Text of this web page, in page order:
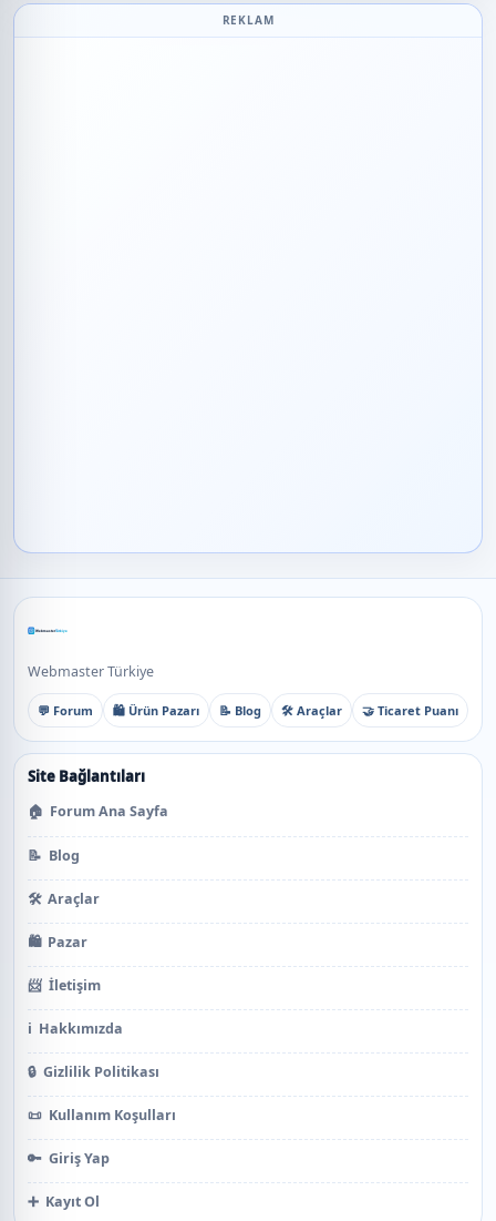
REKLAM
Webmaster Türkiye
💬 Forum 🛍️ Ürün Pazarı 📝 Blog 🛠️ Araçlar 🤝 Ticaret Puanı
Site Bağlantıları
🏠 Forum Ana Sayfa
📝 Blog
🛠️ Araçlar
🛍️ Pazar
📨 İletişim
ℹ️ Hakkımızda
🔒 Gizlilik Politikası
📜 Kullanım Koşulları
🔑 Giriş Yap
➕ Kayıt Ol